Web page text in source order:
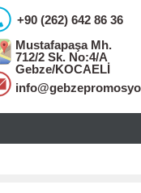
+90 (262) 642 86 36
Mustafapaşa Mh.
712/2 Sk. No:4/A
Gebze/KOCAELİ